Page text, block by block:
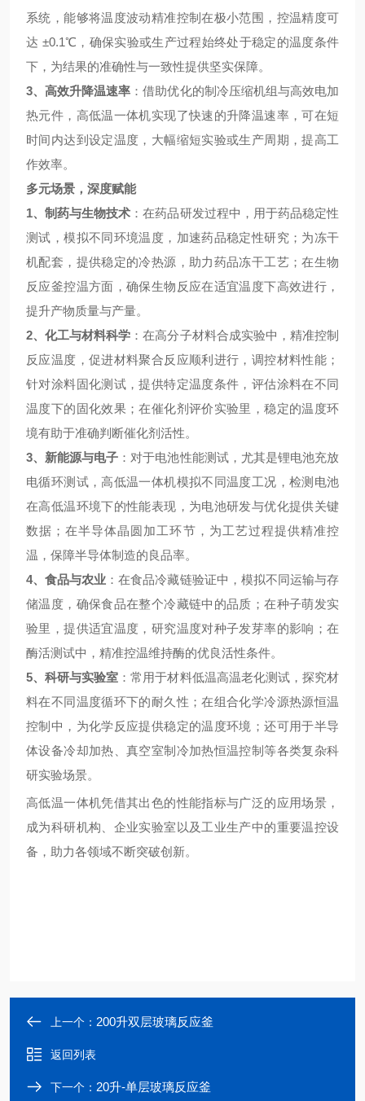
系统，能够将温度波动精准控制在极小范围，控温精度可
达 ±0.1℃ ，确保实验或生产过程始终处于稳定的温度条件
下，为结果的准确性与一致性提供坚实保障。
3、高效升降温速率 ：借助优化的制冷压缩机组与高效电加
热元件，高低温一体机实现了快速的升降温速率，可在短
时间内达到设定温度，大幅缩短实验或生产周期，提高工
作效率。
多元场景，深度赋能
1、制药与生物技术 ：在药品研发过程中，用于药品稳定性
测试，模拟不同环境温度，加速药品稳定性研究；为冻干
机配套，提供稳定的冷热源，助力药品冻干工艺；在生物
反应釜控温方面，确保生物反应在适宜温度下高效进行，
提升产物质量与产量。
2、化工与材料科学 ：在高分子材料合成实验中，精准控制
反应温度，促进材料聚合反应顺利进行，调控材料性能；
针对涂料固化测试，提供特定温度条件，评估涂料在不同
温度下的固化效果；在催化剂评价实验里，稳定的温度环
境有助于准确判断催化剂活性。
3、新能源与电子 ：对于电池性能测试，尤其是锂电池充放
电循环测试，高低温一体机模拟不同温度工况，检测电池
在高低温环境下的性能表现，为电池研发与优化提供关键
数据；在半导体晶圆加工环节，为工艺过程提供精准控
温，保障半导体制造的良品率。
4、食品与农业 ：在食品冷藏链验证中，模拟不同运输与存
储温度，确保食品在整个冷藏链中的品质；在种子萌发实
验里，提供适宜温度，研究温度对种子发芽率的影响；在
酶活测试中，精准控温维持酶的优良活性条件。
5、科研与实验室 ：常用于材料低温高温老化测试，探究材
料在不同温度循环下的耐久性；在组合化学冷源热源恒温
控制中，为化学反应提供稳定的温度环境；还可用于半导
体设备冷却加热、真空室制冷加热恒温控制等各类复杂科
研实验场景。
高低温一体机凭借其出色的性能指标与广泛的应用场景，
成为科研机构、企业实验室以及工业生产中的重要温控设
备，助力各领域不断突破创新。
上一个： 200升双层玻璃反应釜
返回列表
下一个： 20升-单层玻璃反应釜